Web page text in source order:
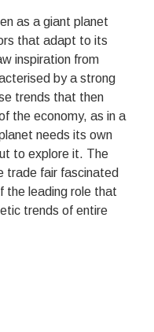
as a giant planet
that adapt to its
inspiration from
by a strong
trends that then
the economy, as in a
needs its own
to explore it. The
trade fair fascinated
the leading role that
trends of entire